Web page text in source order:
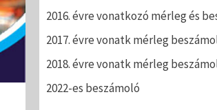
2016. évre vonatkozó mérleg és
2017. évre vonatk mérleg
2018. évre vonatk mérleg
2022-es beszámoló